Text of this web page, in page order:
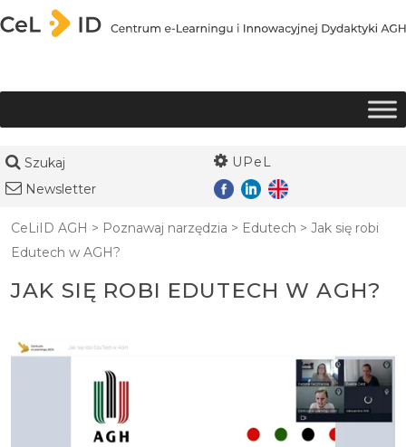
Przejdź do treści
Szukaj
UPeL
Newsletter
CeLiID AGH > Poznawaj narzędzia > Edutech > Jak się robi
Edutech w AGH?
JAK SIĘ ROBI EDUTECH W AGH?